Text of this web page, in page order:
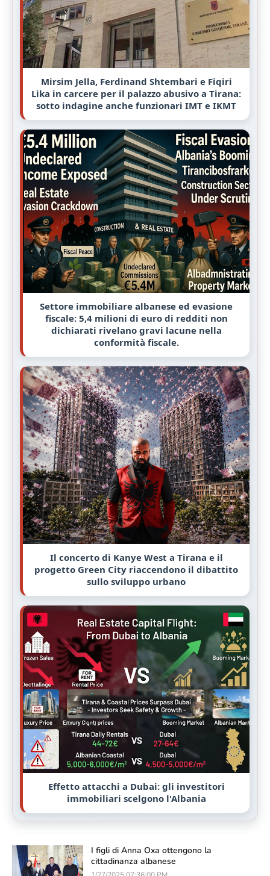
Mirsim Jella, Ferdinand Shtembari e Fiqiri
Lika in carcere per il palazzo abusivo a Tirana:
sotto indagine anche funzionari IMT e IKMT
Settore immobiliare albanese ed evasione
fiscale: 5,4 milioni di euro di redditi non
dichiarati rivelano gravi lacune nella
conformità fiscale.
Il concerto di Kanye West a Tirana e il
progetto Green City riaccendono il dibattito
sullo sviluppo urbano
Effetto attacchi a Dubai: gli investitori
immobiliari scelgono l'Albania
I figli di Anna Oxa ottengono la
cittadinanza albanese